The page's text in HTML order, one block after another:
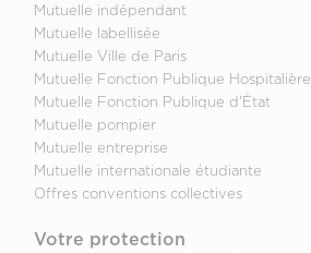
Mutuelle indépendant
Mutuelle labellisée
Mutuelle Ville de Paris
Mutuelle Fonction Publique Hospitalière
Mutuelle Fonction Publique d'État
Mutuelle pompier
Mutuelle entreprise
Mutuelle internationale étudiante
Offres conventions collectives
Votre protection